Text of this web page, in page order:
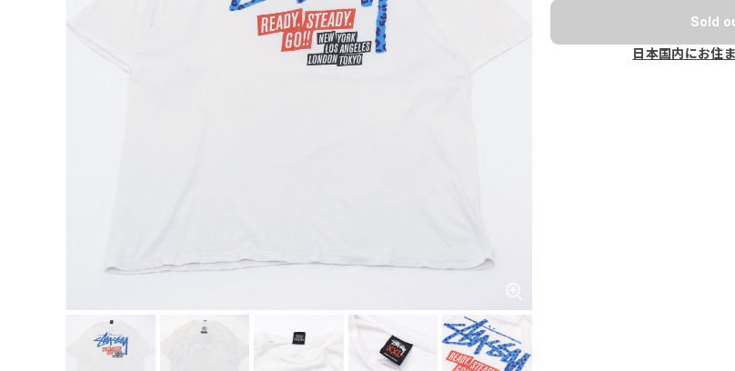
Sold
日本国内にお住